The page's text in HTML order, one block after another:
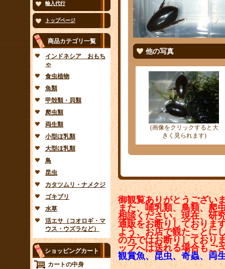
輸入代行
トップページ
商品カテゴリ一覧
インドネシア おもち
ゃ
食虫植物
魚類
甲殻類・貝類
爬虫類
両生類
小型ほ乳類
大型ほ乳類
鳥
昆虫
カタツムリ・ナメクジ
ゴキブリ
水草
活エサ（コオロギ・マ
ウス・ウズラなど）
ショッピングカート
カートの中身
他の写真
(画像をクリックすると大
きく見られます)
御観覧ありがとうござい
また、哺乳類、鳥類、爬
相談ください。現在、研
通販をお断りしておりま
よう、お店で観たことに
の方ではお断りしており
ップへは送れる場合もご
観賞魚、昆虫、奇蟲、両